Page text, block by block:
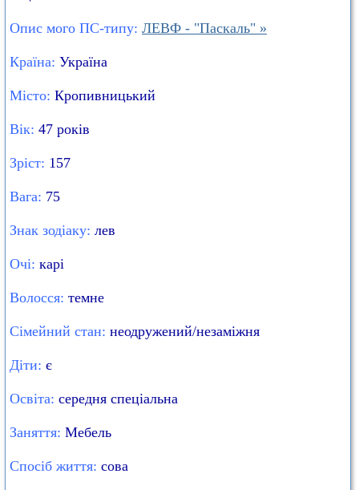
Опис мого ПС-типу: ЛЕВФ - "Паскаль" »
Країна: Україна
Місто: Кропивницький
Вік: 47 років
Зріст: 157
Вага: 75
Знак зодіаку: лев
Очі: карі
Волосся: темне
Сімейний стан: неодружений/незаміжня
Діти: є
Освіта: середня спеціальна
Заняття: Мебель
Спосіб життя: сова